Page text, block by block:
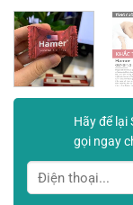
Hãy để lại
gọi ngay